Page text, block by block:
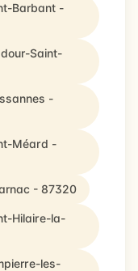
Barbant -
Saint-
-
Méard -
- 87320
Hilaire-la-
les-